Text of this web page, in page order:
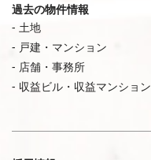
過去の物件情報
土地
戸建・マンション
店舗・事務所
収益ビル・収益マンション